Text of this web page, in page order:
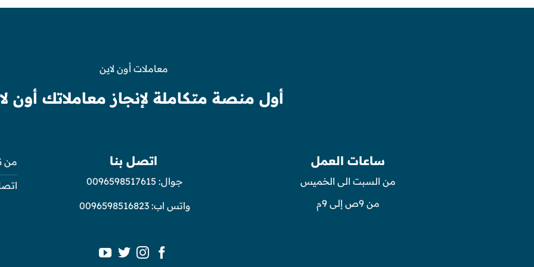
معاملات أون لاين
أول منصة متكاملة لإنجاز معاملاتك أون
ساعات العمل
من السبت الى الخميس
من 9ص إلى 9م
اتصل بنا
جوال: 0096598517615
واتس اب:0096598516823
من